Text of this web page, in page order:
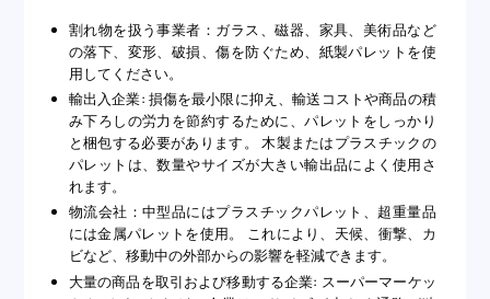
割れ物を扱う事業者：ガラス、磁器、家具、美術品など
の落下、変形、破損、傷を防ぐため、紙製パレットを使
用してください。
輸出入企業: 損傷を最小限に抑え、輸送コストや商品の積
み下ろしの労力を節約するために、パレットをしっかり
と梱包する必要があります。 木製またはプラスチックの
パレットは、数量やサイズが大きい輸出品によく使用さ
れます。
物流会社：中型品にはプラスチックパレット、超重量品
には金属パレットを使用。 これにより、天候、衝撃、カ
ビなど、移動中の外部からの影響を軽減できます。
大量の商品を取引および移動する企業: スーパーマーケッ